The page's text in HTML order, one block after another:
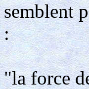
semblent
:
"la force